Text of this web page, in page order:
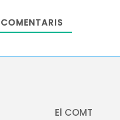
COMENTARIS
El COMT